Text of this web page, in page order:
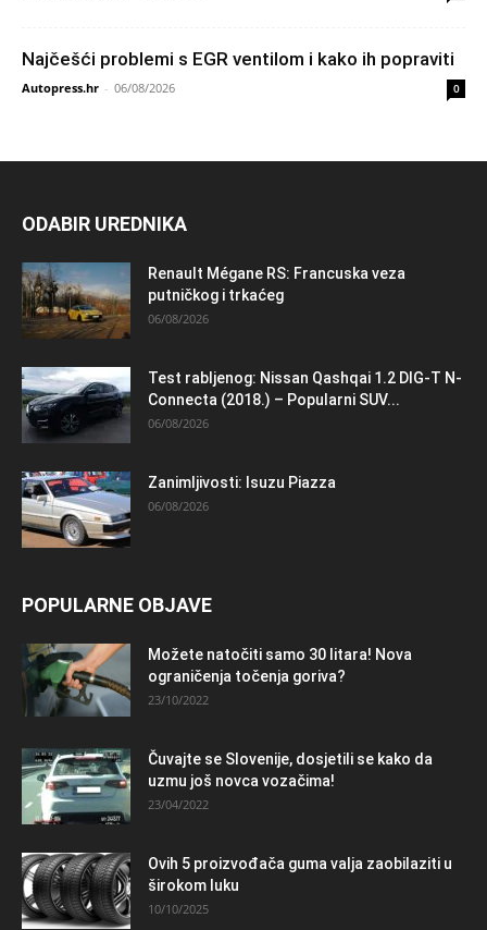
Najčešći problemi s EGR ventilom i kako ih popraviti
Autopress.hr - 06/08/2026 0
ODABIR UREDNIKA
Renault Mégane RS: Francuska veza
putničkog i trkaćeg
06/08/2026
Test rabljenog: Nissan Qashqai 1.2 DIG-T N-
Connecta (2018.) – Popularni SUV...
06/08/2026
Zanimljivosti: Isuzu Piazza
06/08/2026
POPULARNE OBJAVE
Možete natočiti samo 30 litara! Nova
ograničenja točenja goriva?
23/10/2022
Čuvajte se Slovenije, dosjetili se kako da
uzmu još novca vozačima!
23/04/2022
Ovih 5 proizvođača guma valja zaobilaziti u
širokom luku
10/10/2025